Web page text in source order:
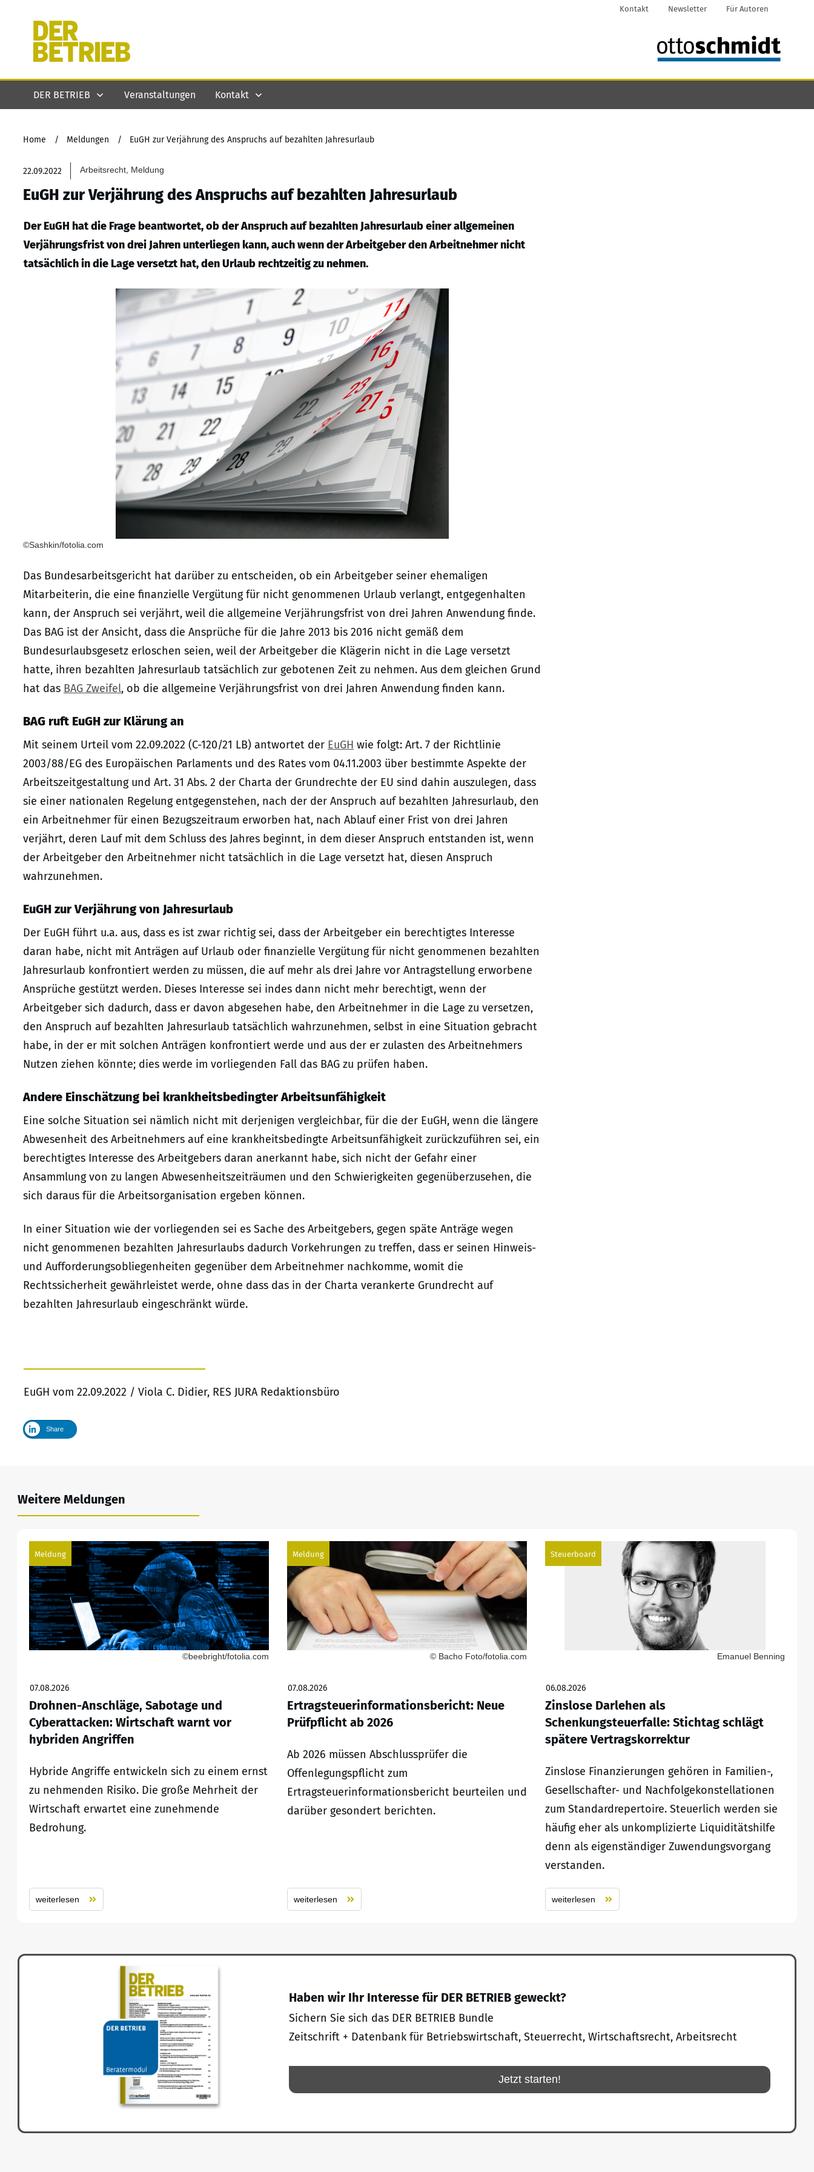
Kontakt Newsletter Für Autoren
DER BETRIEB Veranstaltungen Kontakt
Home / Meldungen / EuGH zur Verjährung des Anspruchs auf bezahlten Jahresurlaub
22.09.2022 Arbeitsrecht, Meldung
EuGH zur Verjährung des Anspruchs auf bezahlten Jahresurlaub
Der EuGH hat die Frage beantwortet, ob der Anspruch auf bezahlten Jahresurlaub einer allgemeinen
Verjährungsfrist von drei Jahren unterliegen kann, auch wenn der Arbeitgeber den Arbeitnehmer nicht
tatsächlich in die Lage versetzt hat, den Urlaub rechtzeitig zu nehmen.
©Sashkin/fotolia.com
Das Bundesarbeitsgericht hat darüber zu entscheiden, ob ein Arbeitgeber seiner ehemaligen
Mitarbeiterin, die eine finanzielle Vergütung für nicht genommenen Urlaub verlangt, entgegenhalten
kann, der Anspruch sei verjährt, weil die allgemeine Verjährungsfrist von drei Jahren Anwendung finde.
Das BAG ist der Ansicht, dass die Ansprüche für die Jahre 2013 bis 2016 nicht gemäß dem
Bundesurlaubsgesetz erloschen seien, weil der Arbeitgeber die Klägerin nicht in die Lage versetzt
hatte, ihren bezahlten Jahresurlaub tatsächlich zur gebotenen Zeit zu nehmen. Aus dem gleichen Grund
hat das BAG Zweifel, ob die allgemeine Verjährungsfrist von drei Jahren Anwendung finden kann.
BAG ruft EuGH zur Klärung an
Mit seinem Urteil vom 22.09.2022 (C-120/21 LB) antwortet der EuGH wie folgt: Art. 7 der Richtlinie
2003/88/EG des Europäischen Parlaments und des Rates vom 04.11.2003 über bestimmte Aspekte der
Arbeitszeitgestaltung und Art. 31 Abs. 2 der Charta der Grundrechte der EU sind dahin auszulegen, dass
sie einer nationalen Regelung entgegenstehen, nach der der Anspruch auf bezahlten Jahresurlaub, den
ein Arbeitnehmer für einen Bezugszeitraum erworben hat, nach Ablauf einer Frist von drei Jahren
verjährt, deren Lauf mit dem Schluss des Jahres beginnt, in dem dieser Anspruch entstanden ist, wenn
der Arbeitgeber den Arbeitnehmer nicht tatsächlich in die Lage versetzt hat, diesen Anspruch
wahrzunehmen.
EuGH zur Verjährung von Jahresurlaub
Der EuGH führt u.a. aus, dass es ist zwar richtig sei, dass der Arbeitgeber ein berechtigtes Interesse
daran habe, nicht mit Anträgen auf Urlaub oder finanzielle Vergütung für nicht genommenen bezahlten
Jahresurlaub konfrontiert werden zu müssen, die auf mehr als drei Jahre vor Antragstellung erworbene
Ansprüche gestützt werden. Dieses Interesse sei indes dann nicht mehr berechtigt, wenn der
Arbeitgeber sich dadurch, dass er davon abgesehen habe, den Arbeitnehmer in die Lage zu versetzen,
den Anspruch auf bezahlten Jahresurlaub tatsächlich wahrzunehmen, selbst in eine Situation gebracht
habe, in der er mit solchen Anträgen konfrontiert werde und aus der er zulasten des Arbeitnehmers
Nutzen ziehen könnte; dies werde im vorliegenden Fall das BAG zu prüfen haben.
Andere Einschätzung bei krankheitsbedingter Arbeitsunfähigkeit
Eine solche Situation sei nämlich nicht mit derjenigen vergleichbar, für die der EuGH, wenn die längere
Abwesenheit des Arbeitnehmers auf eine krankheitsbedingte Arbeitsunfähigkeit zurückzuführen sei, ein
berechtigtes Interesse des Arbeitgebers daran anerkannt habe, sich nicht der Gefahr einer
Ansammlung von zu langen Abwesenheitszeiträumen und den Schwierigkeiten gegenüberzusehen, die
sich daraus für die Arbeitsorganisation ergeben können.
In einer Situation wie der vorliegenden sei es Sache des Arbeitgebers, gegen späte Anträge wegen
nicht genommenen bezahlten Jahresurlaubs dadurch Vorkehrungen zu treffen, dass er seinen Hinweis-
und Aufforderungsobliegenheiten gegenüber dem Arbeitnehmer nachkomme, womit die
Rechtssicherheit gewährleistet werde, ohne dass das in der Charta verankerte Grundrecht auf
bezahlten Jahresurlaub eingeschränkt würde.
EuGH vom 22.09.2022 / Viola C. Didier, RES JURA Redaktionsbüro
Share
Weitere Meldungen
Meldung
©beebright/fotolia.com
07.08.2026
Drohnen-Anschläge, Sabotage und
Cyberattacken: Wirtschaft warnt vor
hybriden Angriffen
Hybride Angriffe entwickeln sich zu einem ernst
zu nehmenden Risiko. Die große Mehrheit der
Wirtschaft erwartet eine zunehmende
Bedrohung.
weiterlesen
Meldung
© Bacho Foto/fotolia.com
07.08.2026
Ertragsteuerinformationsbericht: Neue
Prüfpflicht ab 2026
Ab 2026 müssen Abschlussprüfer die
Offenlegungspflicht zum
Ertragsteuerinformationsbericht beurteilen und
darüber gesondert berichten.
weiterlesen
Steuerboard
Emanuel Benning
06.08.2026
Zinslose Darlehen als
Schenkungsteuerfalle: Stichtag schlägt
spätere Vertragskorrektur
Zinslose Finanzierungen gehören in Familien-,
Gesellschafter- und Nachfolgekonstellationen
zum Standardrepertoire. Steuerlich werden sie
häufig eher als unkomplizierte Liquiditätshilfe
denn als eigenständiger Zuwendungsvorgang
verstanden.
weiterlesen
Haben wir Ihr Interesse für DER BETRIEB geweckt?
Sichern Sie sich das DER BETRIEB Bundle
Zeitschrift + Datenbank für Betriebswirtschaft, Steuerrecht, Wirtschaftsrecht, Arbeitsrecht
Jetzt starten!